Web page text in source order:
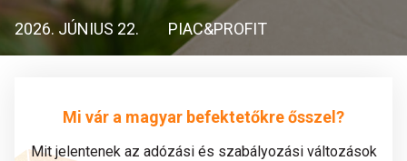
2026. JÚNIUS 22. PIAC&PROFIT
Mi vár a magyar befektetőkre ősszel?
Mit jelentenek az adózási és szabályozási változások